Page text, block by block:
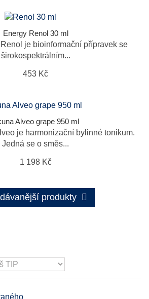
Energy Renol 30 ml
je bioinformační přípravek se
širokospektrálním...
453 Kč
Alveo grape 950 ml
je harmonizační bylinné tonikum.
Jedná se o směs...
1 198 Kč
produkty